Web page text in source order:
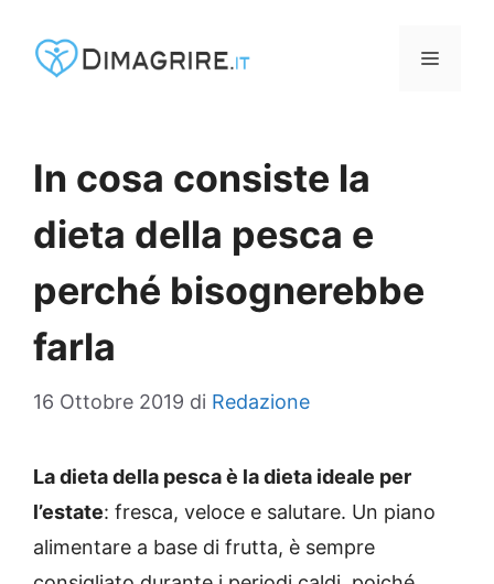
MENU
In cosa consiste la
dieta della pesca e
perché bisognerebbe
farla
16 Ottobre 2019 di Redazione
La dieta della pesca è la dieta ideale per
l’estate: fresca, veloce e salutare. Un piano
alimentare a base di frutta, è sempre